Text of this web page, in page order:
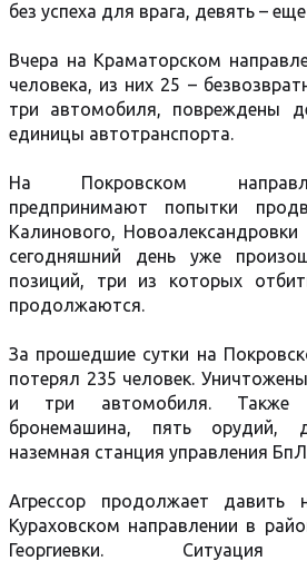
без успеха для врага, девять –
Вчера на Краматорском
человека, из них 25 –
три автомобиля, повреждены
единицы автотранспорта.
На Покровском
предпринимают попытки
Калинового,
сегодняшний день уже
позиций, три из которых
продолжаются.
За прошедшие сутки на
потерял 235 человек.
и три автомобиля. Также
бронемашина, пять орудий,
наземная станция управления
Агрессор продолжает
Кураховском направлении в
Георгиевки. Ситуация